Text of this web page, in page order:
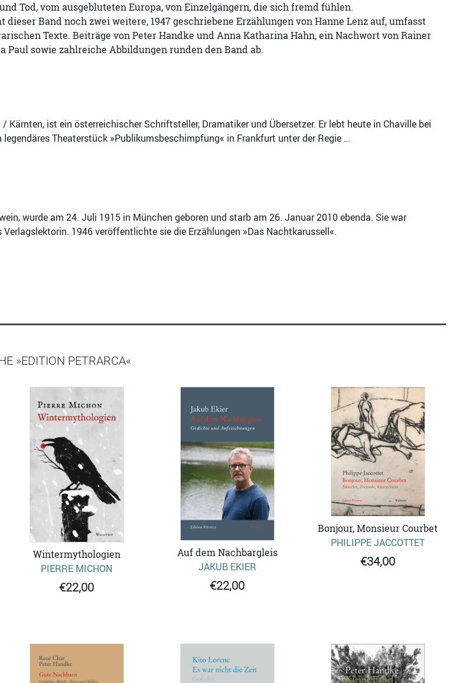
Tod, vom ausgebluteten Europa, von Einzelgängern, die sich fremd fühlen.
dieser Band noch zwei weitere, 1947 geschriebene Erzählungen von Hanne Lenz auf, umfasst
Texte. Beiträge von Peter Handke und Anna Katharina Hahn, ein Nachwort von Rainer
Paul sowie zahlreiche Abbildungen runden den Band ab.
Kärnten, ist ein österreichischer Schriftsteller, Dramatiker und Übersetzer. Er lebt heute in Chaville bei
Theaterstück »Publikumsbeschimpfung« in Frankfurt unter der Regie …
wurde am 24. Juli 1915 in München geboren und starb am 26. Januar 2010 ebenda. Sie war
1946 veröffentlichte sie die Erzählungen »Das Nachtkarussell«.
»EDITION PETRARCA«
Wintermythologien
PIERRE MICHON
€22,00
Auf dem Nachbargleis
JAKUB EKIER
€22,00
Bonjour, Monsieur Courbet
PHILIPPE JACCOTTET
€34,00